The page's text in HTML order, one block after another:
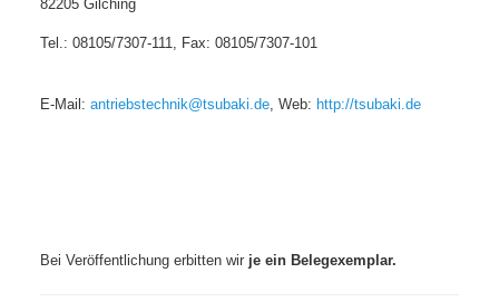
82205 Gilching
Tel.: 08105/7307-111, Fax: 08105/7307-101
E-Mail:antriebstechnik@tsubaki.de , Web: http://tsubaki.de
Bei Veröffentlichung erbitten wir je ein Belegexemplar.